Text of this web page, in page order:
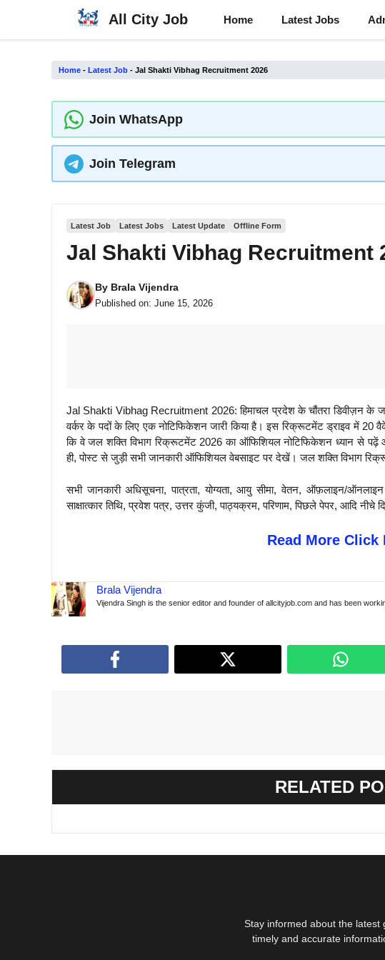
content
All City Job Home Latest Jobs
Home - Latest Job - Jal Shakti Vibhag Recruitment 2026
Join WhatsApp
Join Telegram
Latest Job Latest Jobs Latest Update Offline Form
Jal Shakti Vibhag Recruitment
By Brala Vijendra
Published on: June 15, 2026
Jal Shakti Vibhag Recruitment 2026: हिमाचल प्रदेश के चौंतरा डिवीज़न के
वर्कर के पदों के लिए एक नोटिफिकेशन जारी किया है। इस रिक्रूटमेंट ड्राइव में 20
कि वे जल शक्ति विभाग रिक्रूटमेंट 2026 का ऑफिशियल नोटिफिकेशन ध्यान से
ही, पोस्ट से जुड़ी सभी जानकारी ऑफिशियल वेबसाइट पर देखें। जल शक्ति विभाग
सभी जानकारी अधिसूचना, पात्रता, योग्यता, आयु सीमा, वेतन, ऑफ़लाइन/
साक्षात्कार तिथि, प्रवेश पत्र, उत्तर कुंजी, पाठ्यक्रम, परिणाम, पिछले पेपर, आदि
Read More Click
Brala Vijendra
Vijendra Singh is the senior editor and founder of allcityjob.com and has been
RELATED
Stay informed about the latest
timely and accurate